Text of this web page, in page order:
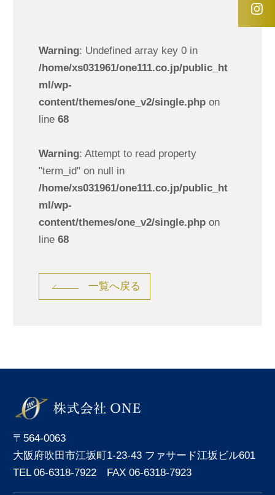
Warning: Undefined array key 0 in
/home/xs031961/one111.co.jp/public_ht
ml/wp-
content/themes/one_v2/single.phpon
line 68
Warning: Attempt to read property
"term_id" on null in
/home/xs031961/one111.co.jp/public_ht
ml/wp-
content/themes/one_v2/single.phpon
line 68
一覧へ戻る
〒564-0063
大阪府吹田市江坂町1-23-43 ファサード江坂ビル601
TEL 06-6318-7922 FAX 06-6318-7923